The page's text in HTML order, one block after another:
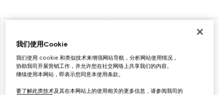
我们使用Cookie
我们使用 cookie 和类似技术来增强网站导航，分析网站使用情况，
协助我司开展营销工作，并允许您在社交网络上共享我们的内容。
继续使用本网站，即表示您同意本使用条款。
要了解此类技术及其在本网站上的使用相关的更多信息，请参阅我司的